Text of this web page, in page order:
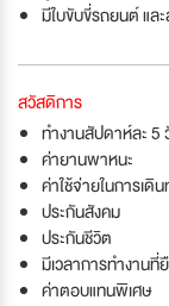
มีใบขับขี่รถยนต์ แล
สวัสดิการ
ทำงานสัปดาห์ละ 5
ค่ายานพาหนะ
ค่าใช้จ่ายในการเดิ
ประกันสังคม
ประกันชีวิต
มีเวลาการทำงาน
ค่าตอบแทนพิเศษ